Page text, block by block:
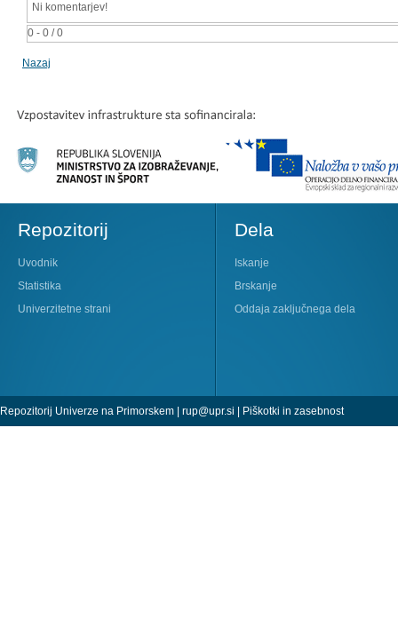
0 - 0 / 0
Ni komentarjev!
Nazaj
Repozitorij
Uvodnik
Statistika
Univerzitetne strani
Dela
Iskanje
Brskanje
Oddaja zaključnega dela
Repozitorij Univerze na Primorskem | rup@upr.si Piškotki in zasebnost